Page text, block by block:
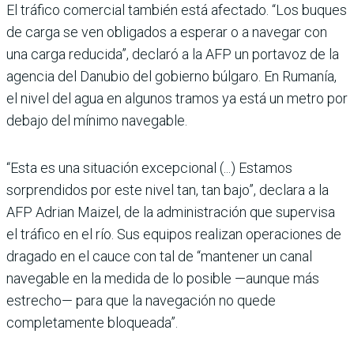
El tráfico comercial también está afectado. “Los buques
de carga se ven obligados a esperar o a navegar con
una carga reducida”, declaró a la AFP un portavoz de la
agencia del Danubio del gobierno búlgaro. En Rumanía,
el nivel del agua en algunos tramos ya está un metro por
debajo del mínimo navegable.
“Esta es una situación excepcional (...) Estamos
sorprendidos por este nivel tan, tan bajo”, declara a la
AFP Adrian Maizel, de la administración que supervisa
el tráfico en el río. Sus equipos realizan operaciones de
dragado en el cauce con tal de “mantener un canal
navegable en la medida de lo posible —aunque más
estrecho— para que la navegación no quede
completamente bloqueada”.